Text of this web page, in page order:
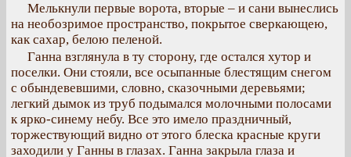
Мелькнули первые ворота, вторые – и сани вынеслись
на необозримое пространство, покрытое сверкающею,
как сахар, белою пеленой.
Ганна взглянула в ту сторону, где остался хутор и
поселки. Они стояли, все осыпанные блестящим снегом
с обындевевшими, словно, сказочными деревьями;
легкий дымок из труб подымался молочными полосами
к ярко-синему небу. Все это имело праздничный,
торжествующий видно от этого блеска красные круги
заходили у Ганны в глазах. Ганна закрыла глаза и